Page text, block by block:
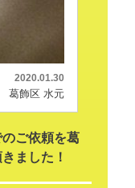
2020.01.30
葛飾区 水元
ご依頼を葛
ました！